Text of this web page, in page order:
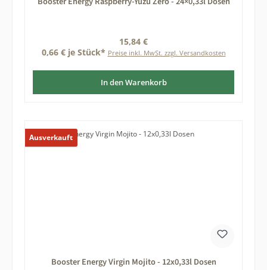
Regulärer Preis:
15,84 €
0,66 € je Stück* Preise inkl. MwSt. zzgl. Versandkosten
In den Warenkorb
Ausverkauft
Booster Energy Virgin Mojito - 12x0,33l Dosen